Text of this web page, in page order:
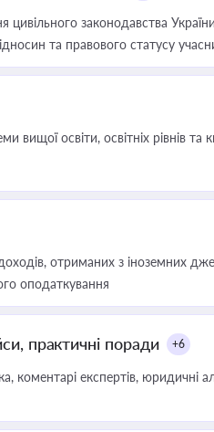
законодавства
та правового статусу
освіти, освітніх рівнів та
отриманих з іноземних
оподаткування
практичні поради +6
коментарі експертів, юридичні